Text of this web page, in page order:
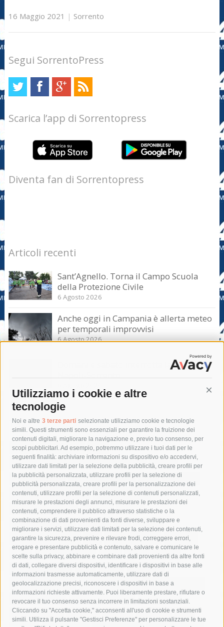
Utilizziamo i cookie e altre
tecnologie
Noi e altre 3 terze parti selezionate utilizziamo cookie e tecnologie
simili. Questi strumenti sono essenziali per garantire la fruizione dei
contenuti digitali, migliorare la navigazione e, previo tuo consenso, per
scopi pubblicitari. Ad esempio, potremmo utilizzare i tuoi dati per le
seguenti finalità: archiviare informazioni su dispositivo e/o accedervi,
utilizzare dati limitati per la selezione della pubblicità, creare profili per
la pubblicità personalizzata, utilizzare profili per la selezione di
pubblicità personalizzata, creare profili per la personalizzazione dei
contenuti, utilizzare profili per la selezione di contenuti personalizzati,
misurare le prestazioni degli annunci, misurare le prestazioni dei
contenuti, comprendere il pubblico attraverso statistiche o la
combinazione di dati provenienti da fonti diverse, sviluppare e
migliorare i servizi, utilizzare dati limitati per la selezione dei contenuti,
garantire la sicurezza, prevenire e rilevare frodi, correggere errori,
erogare e presentare pubblicità e contenuto, salvare e comunicare le
scelte sulla privacy, abbinare e combinare dati provenienti da altre fonti
di dati, collegare diversi dispositivi, identificare i dispositivi in base alle
informazioni trasmesse automaticamente, utilizzare dati di
geolocalizzazione precisi, riconoscere i dispositivi in base a
informazioni richieste attivamente. Puoi liberamente prestare, rifiutare o
revocare il tuo consenso senza incorrere in limitazioni sostanziali.
Cliccando su "Accetta cookie," acconsenti all'uso di cookie e strumenti
simili. Utilizza il pulsante "Gestisci Preferenze" per personalizzare le tue
16 Maggio 2021 | Sorrento
Segui SorrentoPress
Scarica l’app di Sorrentopress
Diventa fan di Sorrentopress
Articoli recenti
Sant’Agnello. Torna il Campo Scuola
della Protezione Civile
6 Agosto 2026
Anche oggi in Campania è allerta meteo
per temporali improvvisi
6 Agosto 2026
Domani e sabato interrotta la linea Eav
Napoli-Sorrento
Tag
acqua allerta meteo
anas
area marina protetta di punta campanella
arresto
Asl Napoli 3 sud
capitaneria di porto capri
carabinieri
castellammare di stabia
circumvesuviana
comune di sorrento
concerto
contagi
costiera amalfitana
covid-19 eav
elezioni
fondazione sorrento
gori guardia costiera
incidente
lavori
lorenzo balducelli mare
massa lubrense
massimo coppola
Meta napoli
ordinanza
penisola sorrentina
piano di sorrento
polizia municipale
protezione civile
Regione Campania
sant'agnello
sindaco cuomo
sorrento studenti temporali
treni